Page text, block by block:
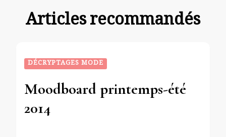
Articles recommandés
DÉCRYPTAGES MODE
Moodboard printemps-été
2014